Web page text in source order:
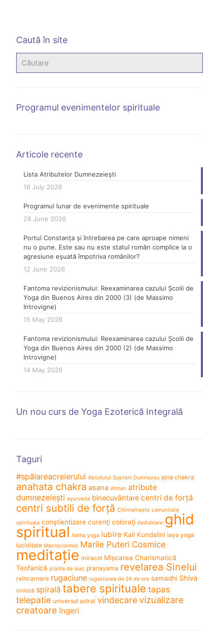
Caută în site
Programul evenimentelor spirituale
Articole recente
Lista Atributelor Dumnezeiești
16 July 2026
Programul lunar de evenimente spirituale
28 June 2026
Portul Constanța și întrebarea pe care aproape nimeni
nu o pune. Este sau nu este statul român complice la o
agresiune eșuată împotriva românilor?
12 June 2026
Fantoma revizionismului: Reexaminarea cazului Școlii de
Yoga din Buenos Aires din 2000 (3) (de Massimo
Introvigne)
15 May 2026
Fantoma revizionismului: Reexaminarea cazului Școlii de
Yoga din Buenos Aires din 2000 (2) (de Massimo
Introvigne)
14 May 2026
Un nou curs de Yoga Ezoterică Integrală
Taguri
#spălareacreierului Absolutul Suprem Dumnezeu ajna chakra
anahata chakra asana Atman atribute
dumnezeiești ayurveda binecuvântare centri de forță
centri subtili de forță Chinnamasta comunitate
spirituala conştientizare curenţi coloraţi dedublare ghid
spiritual hatha yoga iubire Kali Kundalini laya yoga
luciditate Macrocosmos Marile Puteri Cosmice
meditație miracol Mișcarea Charismatică
Teofanică plante de leac pranayama revelarea Sinelui
reîncarnare rugaciune rugaciunea de 24 de ore samadhi Shiva
sinteză spirală tabere spirituale tapas
telepatie universul astral vindecarevizualizare
creatoare îngeri